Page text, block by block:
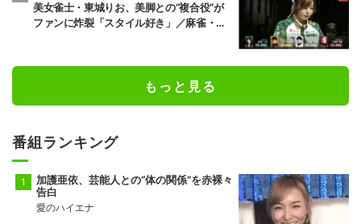
美女雀士・東城りお、美脚との“複合役”が
ファンに炸裂「スタイル好き」／麻雀・M
もっと見る
番組ランキング
加護亜依、芸能人との“体の関係”を赤裸々
告白
愛のハイエナ